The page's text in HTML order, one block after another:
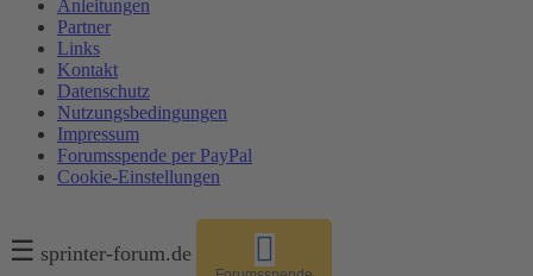
Anleitungen
Partner
Links
Kontakt
Datenschutz
Nutzungsbedingungen
Impressum
Forumsspende per PayPal
Cookie-Einstellungen
☰ sprinter-forum.de